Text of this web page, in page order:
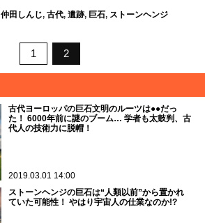
仲田しんじ, 古代, 遺跡, 巨石, ストーンヘンジ
1 2
古代ヨーロッパの巨石文明のルーツは●●だっ
た！ 6000年前に謎のブーム… 学者も太鼓判、古
代人の技術力に脱帽！
2019.03.01 14:00
ストーンヘンジの巨石は“人類以前”から置かれ
ていた可能性！ やはり宇宙人の仕業なのか!?